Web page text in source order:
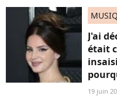
J'ai
était
19 juin